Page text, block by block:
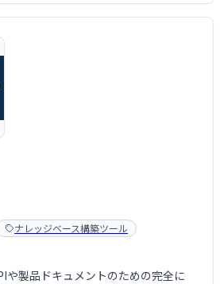
ナレッジベース構築ツール
や製品ドキュメントのための完全に